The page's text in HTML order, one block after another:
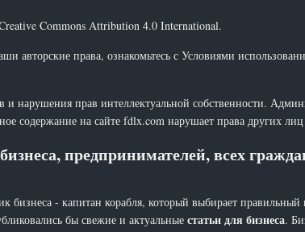
Commons Attribution 4.0 International.
авторские права, ознакомьтесь с Условиями
нарушения прав интеллектуальной собственности.
содержание на сайте fdlx.com нарушает права других
предпринимателей, всех
бизнеса - капитан корабля, который выбирает
бы свежие и актуальные статьи для бизнеса.